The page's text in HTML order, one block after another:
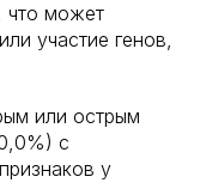
что может
участие генов,
или острым
с
у